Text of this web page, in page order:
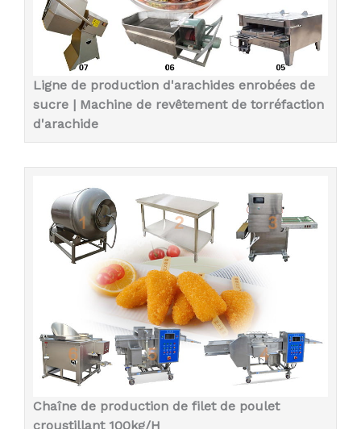
Ligne de production d'arachides enrobées de
sucre | Machine de revêtement de torréfaction
d'arachide
Chaîne de production de filet de poulet
croustillant 100kg/H